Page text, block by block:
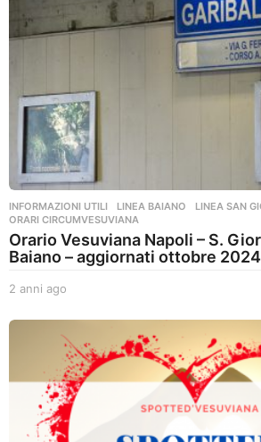
INFORMAZIONI UTILI ,LINEA BAIANO ,LINEA SAN
ORARI CIRCUMVESUVIANA
Orario Vesuviana Napoli – S.
Baiano – aggiornati ottobre 2024
2 anni ago
n
n
i
a
g
o